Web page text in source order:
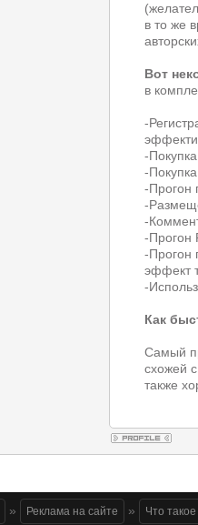
в то же
Вот
в
-
-
-
-Прогон
-
-
-Прогон
-Прогон
эффект
-
Как
Самый
схожей
также
» Реклама на сайте » Что